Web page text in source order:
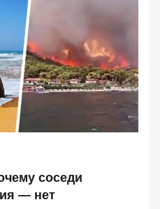
соседи
— нет